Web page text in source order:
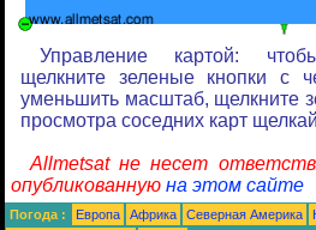
Управление картой:
щелкните зеленые кнопки с
уменьшить масштаб, щелкните
просмотра соседних карт
Allmetsat не несет
опубликованную на этом сайте
Погода : Европа Африка Северная Америка